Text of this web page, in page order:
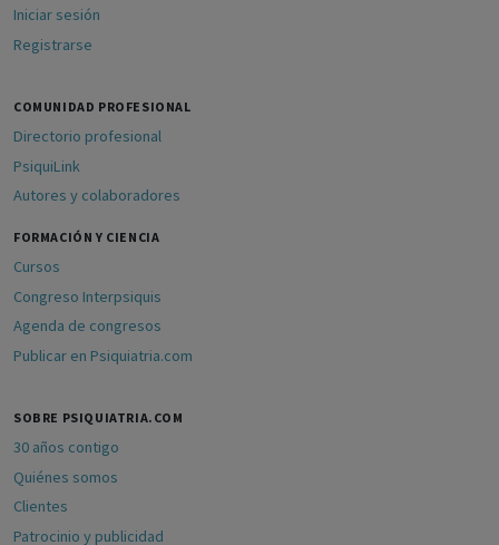
Iniciar sesión
Registrarse
COMUNIDAD PROFESIONAL
Directorio profesional
PsiquiLink
Autores y colaboradores
FORMACIÓN Y CIENCIA
Cursos
Congreso Interpsiquis
Agenda de congresos
Publicar en Psiquiatria.com
SOBRE PSIQUIATRIA.COM
30 años contigo
Quiénes somos
Clientes
Patrocinio y publicidad